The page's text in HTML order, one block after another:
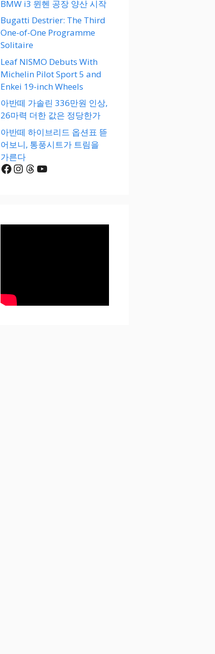
BMW i3 뮌헨 공장 양산 시작
Bugatti Destrier: The Third
One-of-One Programme
Solitaire
Leaf NISMO Debuts With
Michelin Pilot Sport 5 and
Enkei 19-inch Wheels
아반떼 가솔린 336만원 인상,
26마력 더한 값은 정당한가
아반떼 하이브리드 옵션표 뜯
어보니, 통풍시트가 트림을
가른다
Facebook
Instagram
Threads
YouTube